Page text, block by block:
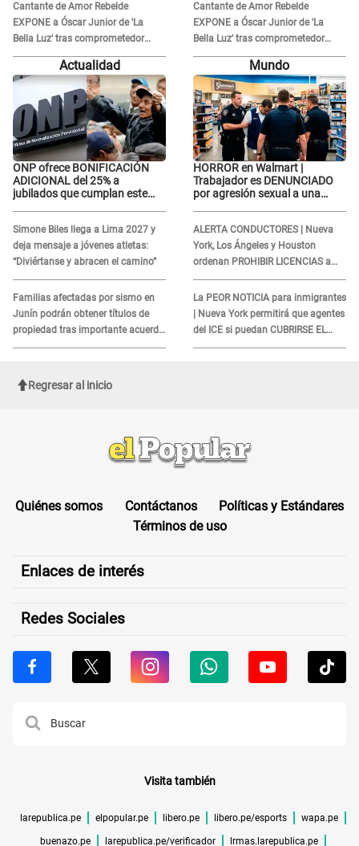
Cantante de Amor Rebelde
EXPONE a Óscar Junior de 'La
Bella Luz' tras comprometedor
video y detalla DESAGRADABLE
momento: "Me hizo sentir
Cantante de Amor Rebelde
EXPONE a Óscar Junior de 'La
Bella Luz' tras comprometedor
video y detalla DESAGRADABLE
momento: "Me hizo sentir
incómoda"
Actualidad
ONP ofrece BONIFICACIÓN
ADICIONAL del 25% a
jubilados que cumplan este
Simone Biles llega a Lima 2027 y
deja mensaje a jóvenes atletas:
“Diviértanse y abracen el camino”
Familias afectadas por sismo en
Junín podrán obtener títulos de
propiedad tras importante acuerdo
de Cofopri
Mundo
HORROR en Walmart |
Trabajador es DENUNCIADO
por agresión sexual a una
ALERTA CONDUCTORES | Nueva
York, Los Ángeles y Houston
ordenan PROHIBIR LICENCIAS a
quienes no presenten ESTE
DOCUMENTO
La PEOR NOTICIA para inmigrantes
| Nueva York permitirá que agentes
del ICE si puedan CUBRIRSE EL
ROSTRO
Regresar al inicio
Quiénes somos Contáctanos
Políticas y Estándares
Términos de uso
Enlaces de interés
Redes Sociales
Visita también
larepublica.pe elpopular.pe libero.pe libero.pe/esports wapa.pe
buenazo.pe larepublica.pe/verificador lrmas.larepublica.pe